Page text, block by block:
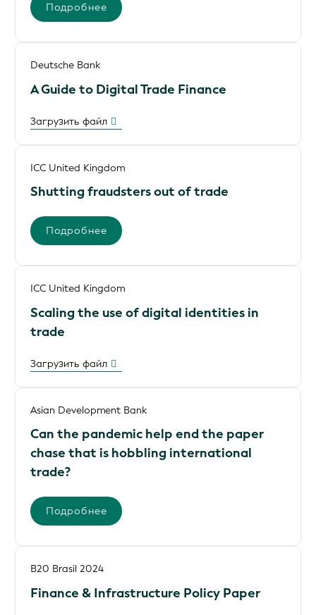
Подробнее
Deutsche Bank
A Guide to Digital Trade Finance
Загрузить файл
ICC United Kingdom
Shutting fraudsters out of trade
Подробнее
ICC United Kingdom
Scaling the use of digital identities in
trade
Загрузить файл
Asian Development Bank
Can the pandemic help end the paper
chase that is hobbling international
trade?
Подробнее
B20 Brasil 2024
Finance & Infrastructure Policy Paper